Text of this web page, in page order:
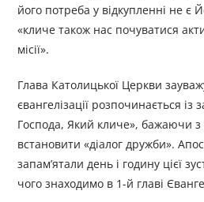
його потреба у відкупленні не є
«кличе також нас почуватися
місії».
Глава Католицької Церкви
євангелізації розпочинається
Господа, Який кличе», бажаючи
встановити «діалог дружби».
запам’ятали день і годину цієї
чого знаходимо в 1-й главі